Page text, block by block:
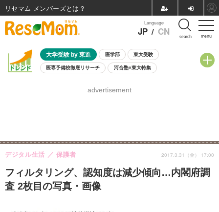
menu
Language
JP / CN search
大学受験 by 東進 医学部 東大受験
医専予備校徹底リサーチ 河合塾×東大特集
8月開催学校説明会・相談会
advertisement
フィルタリング、認知度は減少傾向…内閣府調
査 2枚目の写真・画像
デジタル生活 保護者 2017.3.31（金） 17:00
リセマム メンバーズ